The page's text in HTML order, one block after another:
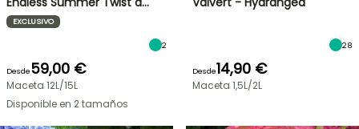
EXCLUSIVO
2
Desde59,00 €
Maceta 12L/15L
Disponible en 2 tamaños
28
Desde14,90 €
Maceta 1,5L/2L